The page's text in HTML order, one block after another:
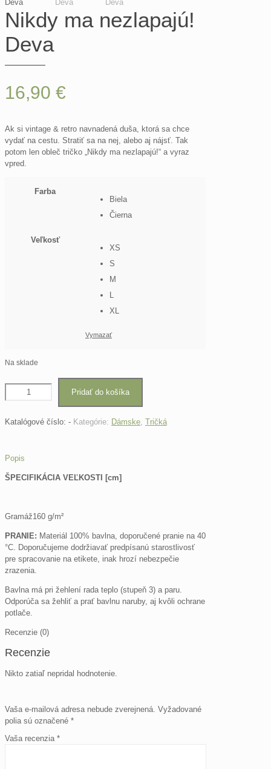
Nikdy ma nezlapajú!
Deva
16,90 €
Ak si vintage & retro navnadená duša, ktorá sa chce
vydať na cestu. Stratiť sa na nej, alebo aj nájsť. Tak
potom len obleč tričko „Nikdy ma nezlapajú!“ a vyraz
vpred.
Farba
Biela
Čierna
Veľkosť
XS
S
M
XL
Vymazať
Na sklade
Pridať do košíka
Katalógové číslo: - Kategórie: Dámske Tričká
Popis
ŠPECIFIKÁCIA VEĽKOSTI [cm]
Gramáž160 g/m²
PRANIE: Materiál 100% bavlna, doporučené pranie na 40
°C. Doporučujeme dodržiavať predpísanú starostlivosť
pre spracovanie na etikete, inak hrozí nebezpečie
zrazenia.
Bavlna má pri žehlení rada teplo (stupeň 3) a paru.
Odporúča sa žehliť a prať bavlnu naruby, aj kvôli ochrane
potlače.
Recenzie (0)
Recenzie
Nikto zatiaľ nepridal hodnotenie.
Vaša e-mailová adresa nebude zverejnená. Vyžadované
polia sú označené *
Vaša recenzia *